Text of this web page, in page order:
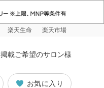
楽天生命 楽天市場
掲載ご希望のサロン様
お気に入り